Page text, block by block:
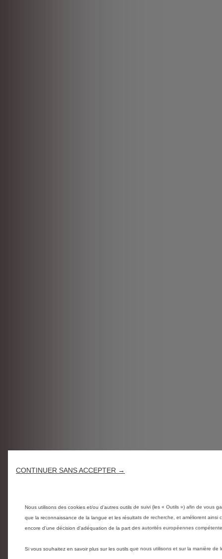
CONTINUER SANS ACCEPTER →
Nous utilisons des cookies et/ou d’autres outils de suivi (les « Outils ») afin de vous
que la reconnaissance de la langue et les résultats de recherche, et améliorent
encore d'une décision d'adéquation de la part des autorités européennes
Si vous souhaitez en savoir plus sur les outils que nous utilisons et sur la manière